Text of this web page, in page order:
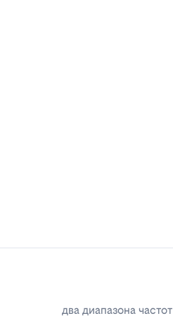
два диапазона частот